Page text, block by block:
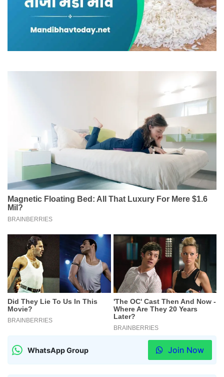
WhatsApp Group Join Now